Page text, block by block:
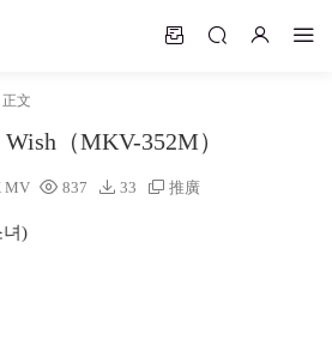
正文
（MKV-352M）
MV 837 33 推廣
녀)